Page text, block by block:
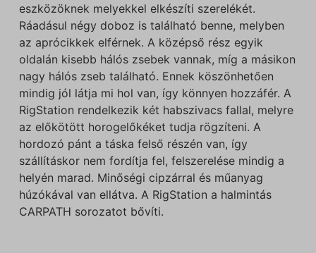
eszközöknek melyekkel elkészíti szerelékét.
Ráadásul négy doboz is található benne, melyben
az aprócikkek elférnek. A középső rész egyik
oldalán kisebb hálós zsebek vannak, míg a másikon
nagy hálós zseb található. Ennek köszönhetően
mindig jól látja mi hol van, így könnyen hozzáfér. A
RigStation rendelkezik két habszivacs fallal, melyre
az előkötött horogelőkéket tudja rögzíteni. A
hordozó pánt a táska felső részén van, így
szállításkor nem fordítja fel, felszerelése mindig a
helyén marad. Minőségi cipzárral és műanyag
húzókával van ellátva. A RigStation a halmintás
CARPATH sorozatot bővíti.